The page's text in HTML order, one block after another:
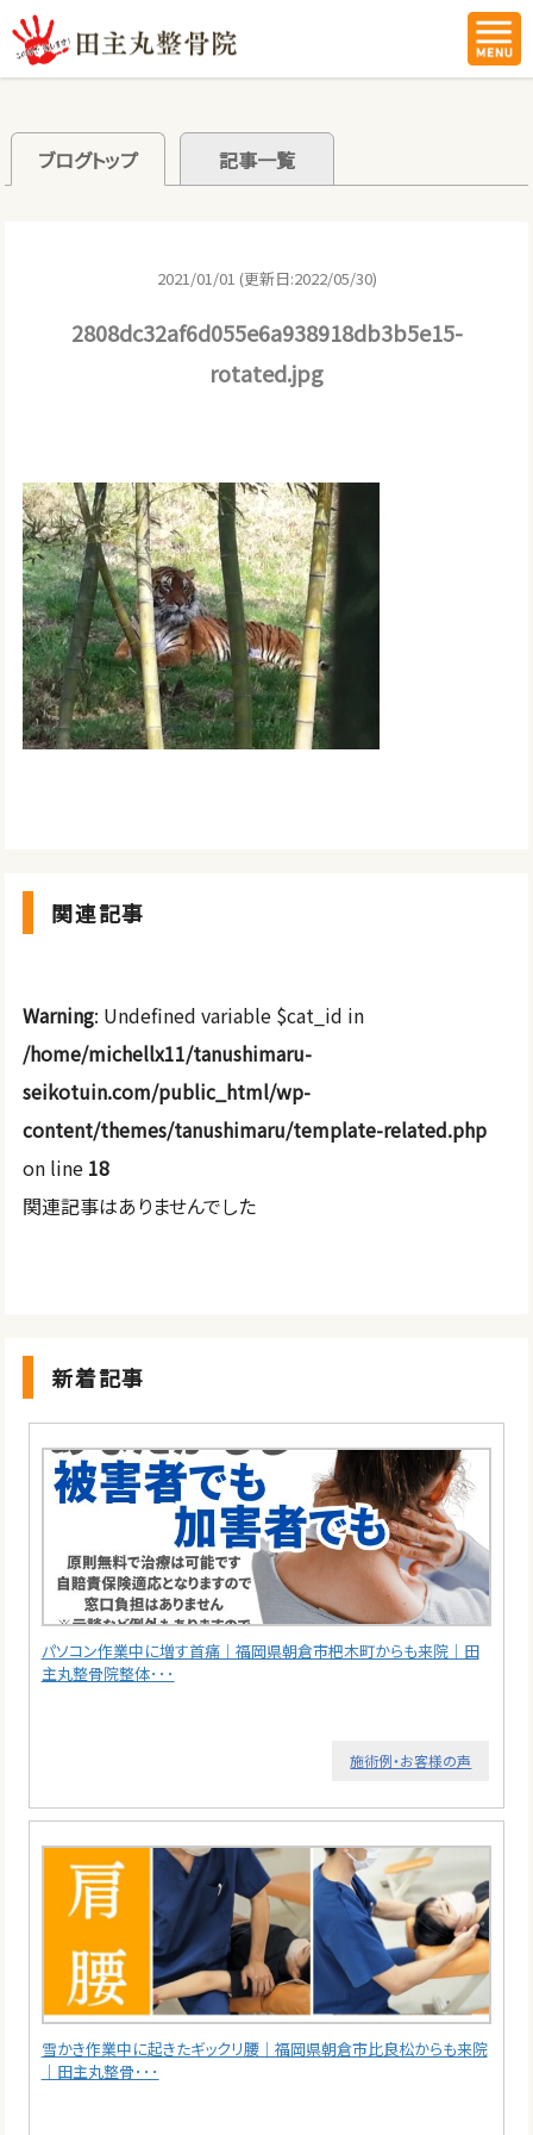
ブログトップ 記事一覧
2021/01/01 (更新日:2022/05/30)
2808dc32af6d055e6a938918db3b5e15-
rotated.jpg
関連記事
Warning: Undefined variable $cat_id in
/home/michellx11/tanushimaru-
seikotuin.com/public_html/wp-
content/themes/tanushimaru/template-related.php
on line 18
関連記事はありませんでした
新着記事
パソコン作業中に増す首痛｜福岡県朝倉市杷木町からも来院｜田
主丸整骨院整体･･･
施術例・お客様の声
雪かき作業中に起きたギックリ腰｜福岡県朝倉市比良松からも来院
｜田主丸整骨･･･